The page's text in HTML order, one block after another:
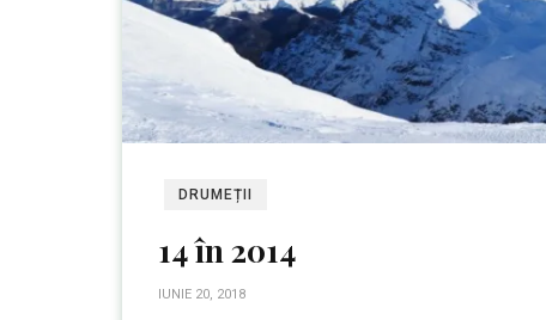
DRUMEȚII
14 în 2014
IUNIE 20, 2018